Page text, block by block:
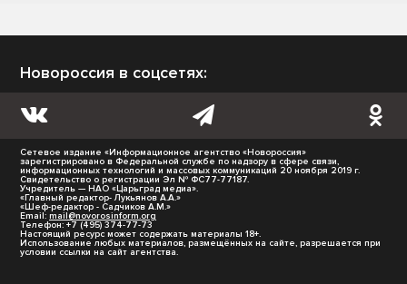
Новороссия в соцсетях:
Сетевое издание «Информационное агентство «Новороссия»
зарегистрировано в Федеральной службе по надзору в сфере связи,
информационных технологий и массовых коммуникаций 20 ноября 2019 г.
Свидетельство о регистрации Эл № ФС77-77187.
Учредитель — НАО «Царьград медиа».
«Главный редактор- Лукьянов А.А.»
«Шеф-редактор - Садчиков А.М.»
Email: mail@novorosinform.org
Телефон: +7 (495) 374-77-73
Настоящий ресурс может содержать материалы 18+.
Использование любых материалов, размещённых на сайте, разрешается при
условии ссылки на сайт агентства.